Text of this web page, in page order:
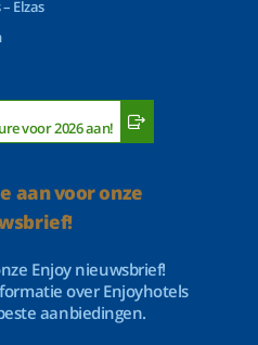
Elzas
voor 2026 aan!
aan voor onze
Enjoy nieuwsbrief!
over Enjoyhotels
aanbiedingen.